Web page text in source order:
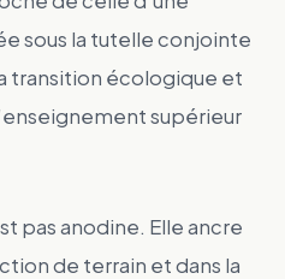
sous la tutelle conjointe
transition écologique et
supérieur
pas anodine. Elle ancre
de terrain et dans la